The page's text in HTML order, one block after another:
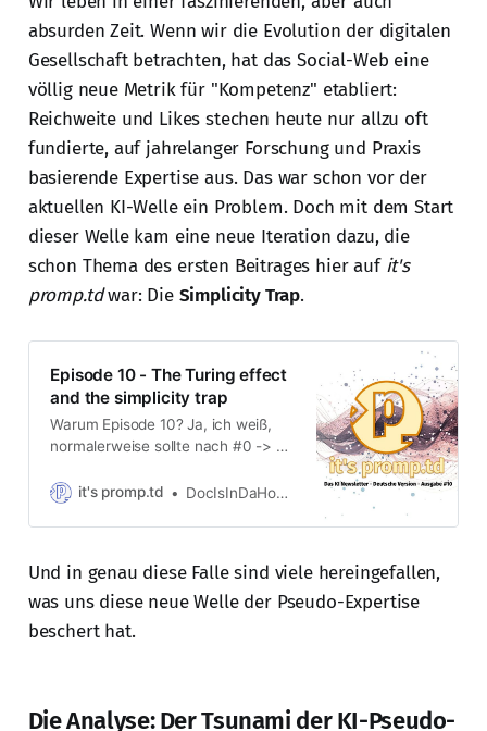
absurden Zeit. Wenn wir die Evolution der digitalen
Gesellschaft betrachten, hat das Social-Web eine
völlig neue Metrik für "Kompetenz" etabliert:
Reichweite und Likes stechen heute nur allzu oft
fundierte, auf jahrelanger Forschung und Praxis
basierende Expertise aus. Das war schon vor der
aktuellen KI-Welle ein Problem. Doch mit dem Start
dieser Welle kam eine neue Iteration dazu, die
schon Thema des ersten Beitrages hier auf it's
promp.tdwar: Die Simplicity Trap.
Episode 10 - The Turing effect
and the simplicity trap
Warum Episode 10? Ja, ich weiß,
normalerweise sollte nach #0 -> #1
Lucas Fan. Reicht es als Erklärung?
schicken, dann sag ich mehr dazu,
einem KI-Newsletter breit treten.
Ich geh
it's promp.td DocIsInDaHouse
Und in genau diese Falle sind viele hereingefallen,
was uns diese neue Welle der Pseudo-Expertise
beschert hat.
Die Analyse: Der Tsunami der KI-Pseudo-